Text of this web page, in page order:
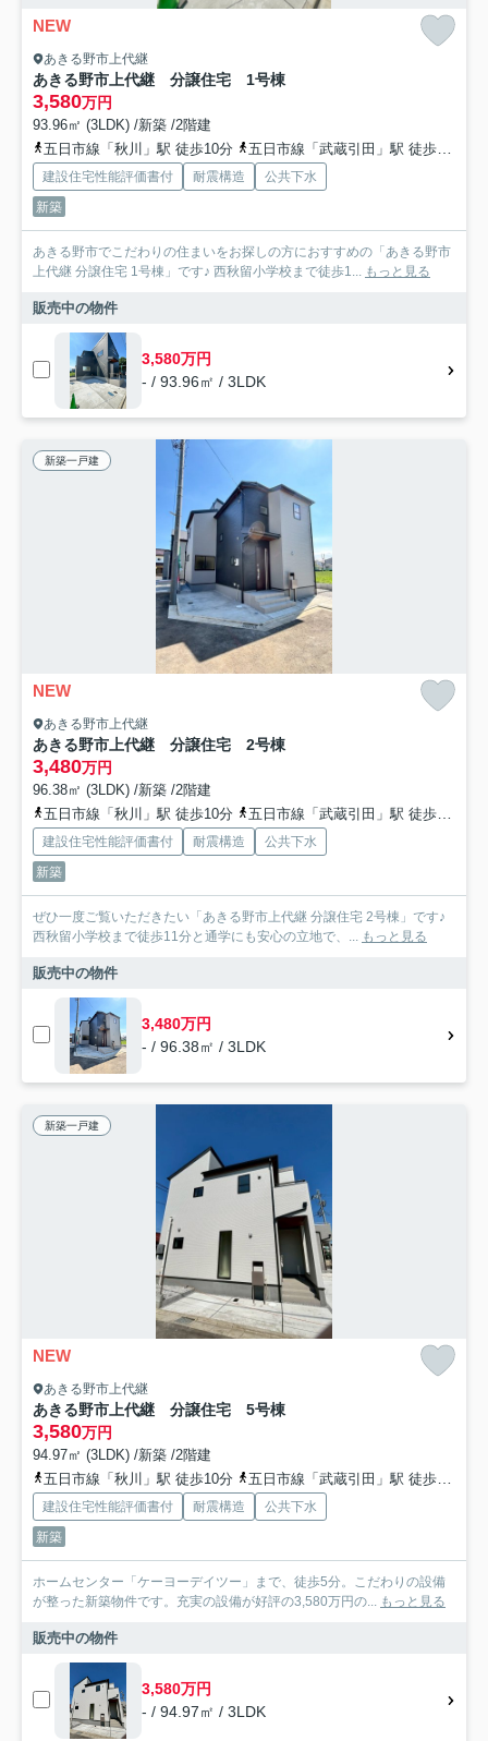
NEW
あきる野市上代継
あきる野市上代継 分譲住宅 1号棟
3,580万円
93.96㎡ (3LDK) /新築 /2階建
五日市線「秋川」駅 徒歩10分
五日市線「武蔵引田」駅 徒歩18分
建設住宅性能評価書付 耐震構造
公共下水
新築
あきる野市でこだわりの住まいをお探しの方におすすめの「あきる野市
上代継 分譲住宅 1号棟」です♪ 西秋留小学校まで徒歩1... もっと見る
販売中の物件
3,580万円
- / 93.96㎡ / 3LDK
新築一戸建
NEW
あきる野市上代継
あきる野市上代継 分譲住宅 2号棟
3,480万円
96.38㎡ (3LDK) /新築 /2階建
五日市線「秋川」駅 徒歩10分
五日市線「武蔵引田」駅 徒歩18分
建設住宅性能評価書付 耐震構造
公共下水
新築
ぜひ一度ご覧いただきたい「あきる野市上代継 分譲住宅 2号棟」です♪
西秋留小学校まで徒歩11分と通学にも安心の立地で、... もっと見る
販売中の物件
3,480万円
- / 96.38㎡ / 3LDK
新築一戸建
NEW
あきる野市上代継
あきる野市上代継 分譲住宅 5号棟
3,580万円
94.97㎡ (3LDK) /新築 /2階建
五日市線「秋川」駅 徒歩10分
五日市線「武蔵引田」駅 徒歩18分
建設住宅性能評価書付 耐震構造
公共下水
新築
ホームセンター「ケーヨーデイツー」まで、徒歩5分。こだわりの設備
が整った新築物件です。充実の設備が好評の3,580万円の... もっと見る
販売中の物件
3,580万円
- / 94.97㎡ / 3LDK